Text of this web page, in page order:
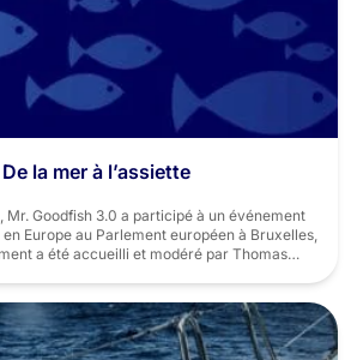
la mer à l’assiette
Mr. Goodfish 3.0 a participé à un événement
Europe au Parlement européen à Bruxelles,
a été accueilli et modéré par Thomas